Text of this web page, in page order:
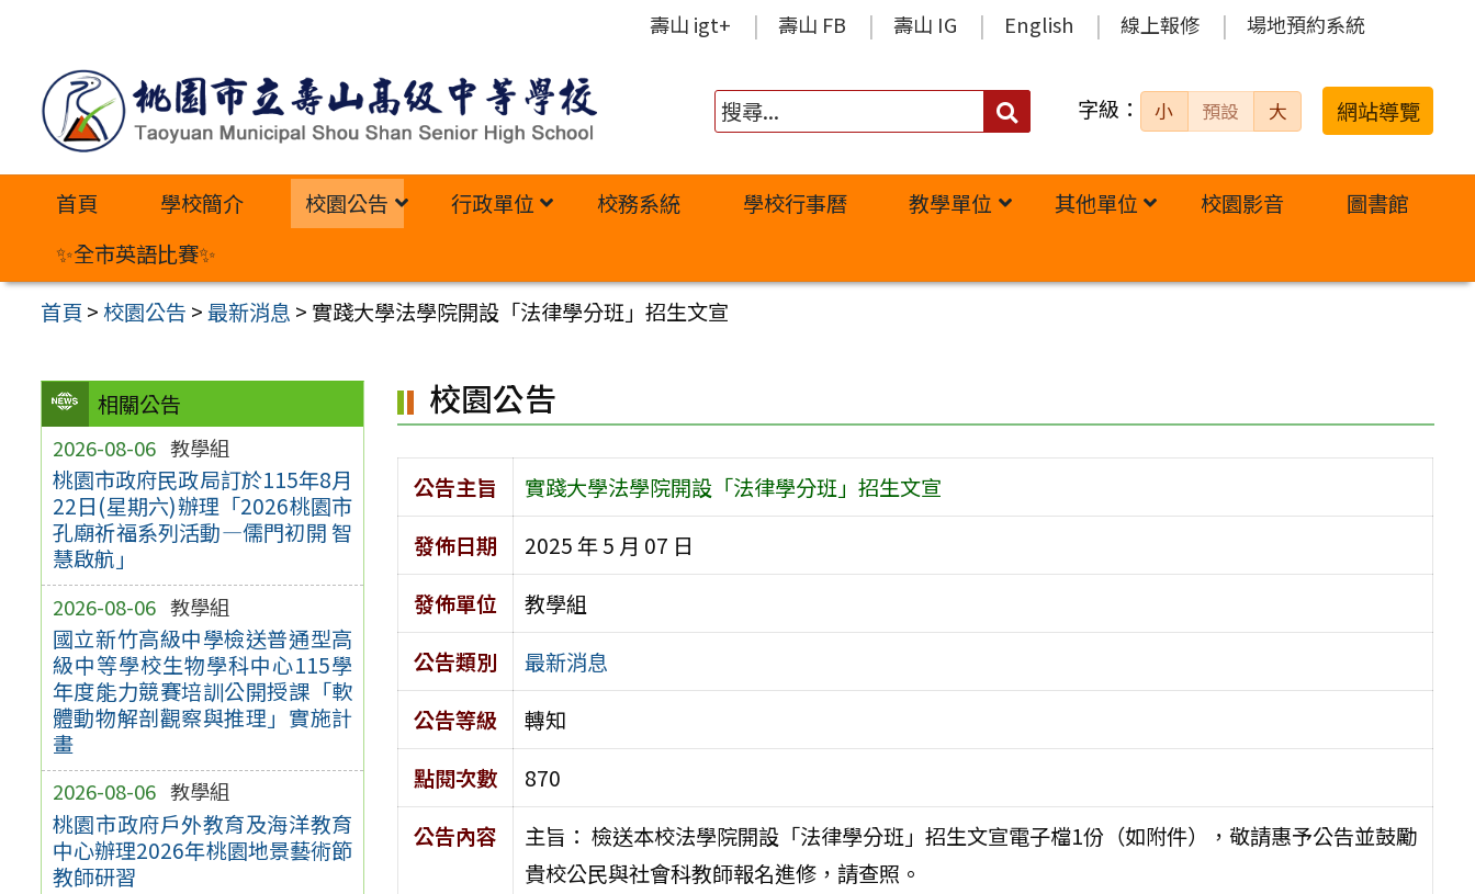
內
壽山 igt+ 壽山 FB 壽山 IG English 線上報修 場地預約系統
搜
字級： 小 預設 大 網站導覽
首頁 學校簡介 校園公告 行政單位 校務系統 學校行事曆 教學單位 其他單位 校園影音
圖書館
✨全市英語比賽✨
首頁 >校園公告 >最新消息 > 實踐大學法學院開設「法律學分班」招生文宣
相關公告
2026-08-06 教學組
桃園市政府民政局訂於115年8月
22日(星期六)辦理「2026桃園市
孔廟祈福系列活動—儒門初開 智
慧啟航」
2026-08-06 教學組
國立新竹高級中學檢送普通型高
級中等學校生物學科中心115學
年度能力競賽培訓公開授課「軟
體動物解剖觀察與推理」實施計
畫
2026-08-06 教學組
桃園市政府戶外教育及海洋教育
中心辦理2026年桃園地景藝術節
教師研習
校園公告
公告主旨
實踐大學法學院開設「法律學分班」招生文宣
發佈日期
2025 年 5 月 07 日
發佈單位
教學組
公告類別
最新消息
公告等級
轉知
點閱次數
870
公告內容
主旨： 檢送本校法學院開設「法律學分班」招生文宣電子檔1份（如附件），敬請惠予公告並鼓勵
貴校公民與社會科教師報名進修，請查照。